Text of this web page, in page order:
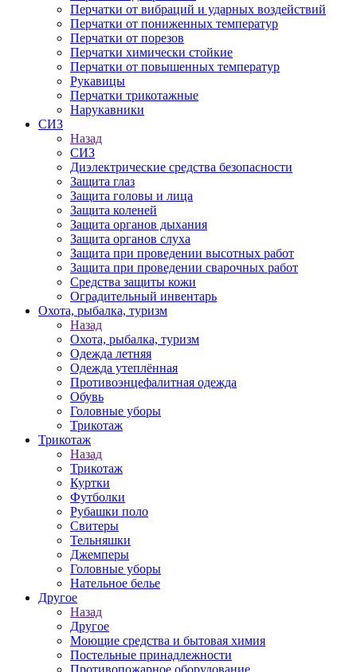
Перчатки от вибраций и ударных воздействий
Перчатки от пониженных температур
Перчатки от порезов
Перчатки химически стойкие
Перчатки от повышенных температур
Рукавицы
Перчатки трикотажные
Нарукавники
СИЗ
Назад
СИЗ
Диэлектрические средства безопасности
Защита глаз
Защита головы и лица
Защита коленей
Защита органов дыхания
Защита органов слуха
Защита при проведении высотных работ
Защита при проведении сварочных работ
Средства защиты кожи
Оградительный инвентарь
Охота, рыбалка, туризм
Назад
Охота, рыбалка, туризм
Одежда летняя
Одежда утеплённая
Противоэнцефалитная одежда
Обувь
Головные уборы
Трикотаж
Трикотаж
Назад
Трикотаж
Куртки
Футболки
Рубашки поло
Свитеры
Тельняшки
Джемперы
Головные уборы
Нательное белье
Другое
Назад
Другое
Моющие средства и бытовая химия
Постельные принадлежности
Противопожарное оборудование